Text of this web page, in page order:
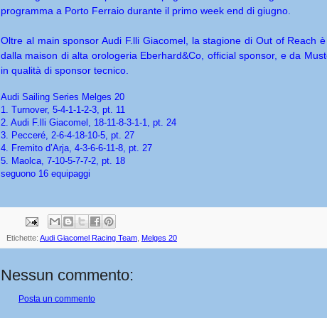
programma a Porto Ferraio durante il primo week end di giugno.
Oltre al main sponsor Audi F.lli Giacomel, la stagione di Out of Reach
dalla maison di alta orologeria Eberhard&Co, official sponsor, e da
in qualità di sponsor tecnico.
Audi Sailing Series Melges 20
1. Turnover, 5-4-1-1-2-3, pt. 11
2. Audi F.lli Giacomel, 18-11-8-3-1-1, pt. 24
3. Pecceré, 2-6-4-18-10-5, pt. 27
4. Fremito d’Arja, 4-3-6-6-11-8, pt. 27
5. Maolca, 7-10-5-7-7-2, pt. 18
seguono 16 equipaggi
Etichette: Audi Giacomel Racing Team Melges 20
Nessun commento:
Posta un commento